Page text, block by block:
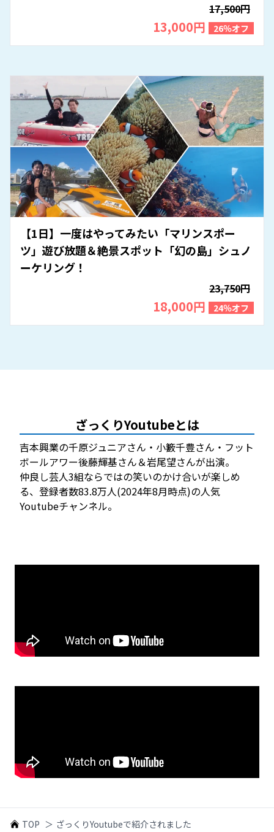
17,500円
13,000円 26％オフ
【1日】一度はやってみたい「マリンスポー
ツ」遊び放題＆絶景スポット「幻の島」シュノ
ーケリング！
23,750円
18,000円 24％オフ
ざっくりYoutubeとは
吉本興業の千原ジュニアさん・小籔千豊さん・フット
ボールアワー後藤輝基さん＆岩尾望さんが出演。
仲良し芸人3組ならではの笑いのかけ合いが楽しめ
る、登録者数83.8万人(2024年8月時点)の人気
Youtubeチャンネル。
TOP ＞ ざっくりYoutubeで紹介されました